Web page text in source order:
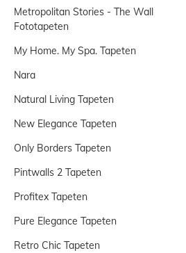
Only Borders Tapeten
New Elegance Tapeten
Metropolitan Stories - The Wall
Fototapeten
My Home. My Spa. Tapeten
Nara
Profitex Tapeten
Natural Living Tapeten
Retro Chic Tapeten
Pure Elegance Tapeten
Pintwalls 2 Tapeten